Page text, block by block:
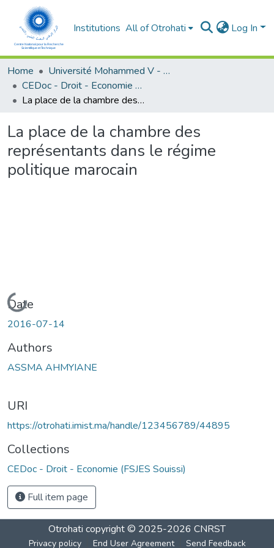
Institutions All of Otrohati Log In
Home
Université Mohammed V - Rabat
CEDoc - Droit - Economie (FSJES Souissi)
La place de la chambre des représentants dans le régime politique marocain
La place de la chambre des
représentants dans le régime
politique marocain
Loading...
Date
2016-07-14
Authors
ASSMA AHMYIANE
URI
https://otrohati.imist.ma/handle/123456789/44895
Collections
CEDoc - Droit - Economie (FSJES Souissi)
Full item page
Otrohati copyright © 2025-2026 CNRST
Privacy policy End User Agreement Send Feedback